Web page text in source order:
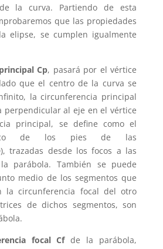
la curva. Partiendo de esta
que las propiedades
elipse, se cumplen igualmente
Cp, pasará por el vértice
que el centro de la curva se
la circunferencia principal
perpendicular al eje en el vértice
principal, se define como el
de los pies de las
), trazadas desde los focos a las
parábola. También se puede
medio de los segmentos que
la circunferencia focal del otro
de dichos segmentos, son
focal Cfde la parábola,